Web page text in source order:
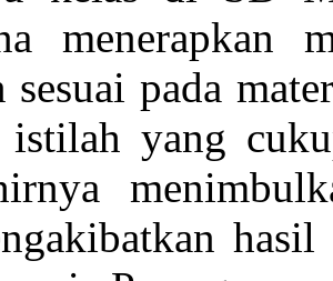
menerapkan
sesuai pada
istilah yang